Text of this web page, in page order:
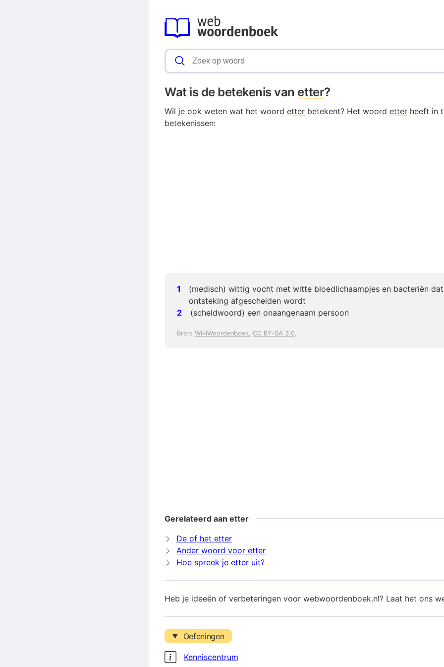
Wat is de betekenis van etter?
Wil je ook weten wat het woord etter betekent? Het woord etter heeft in
betekenissen:
(medisch) wittig vocht met witte bloedlichaampjes en bacteriën
ontsteking afgescheiden wordt
(scheldwoord) een onaangenaam persoon
Bron: WikiWoordenboek, CC BY-SA 3.0.
Gerelateerd aan etter
De of het etter
Ander woord voor etter
Hoe spreek je etter uit?
Heb je ideeën of verbeteringen voor webwoordenboek.nl? Laat het ons
Oefeningen
Kenniscentrum